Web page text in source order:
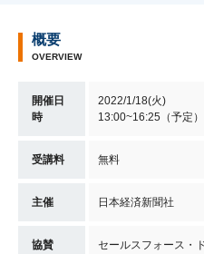
概要
OVERVIEW
開催日
時
2022/1/18(火)
13:00~16:25（予定）
受講料 無料
主催 日本経済新聞社
協賛
セールスフォース・